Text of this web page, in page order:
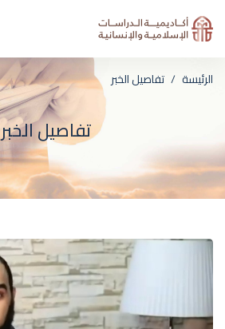
الرئيسة تفاصيل الخبر
تفاصيل الخبر